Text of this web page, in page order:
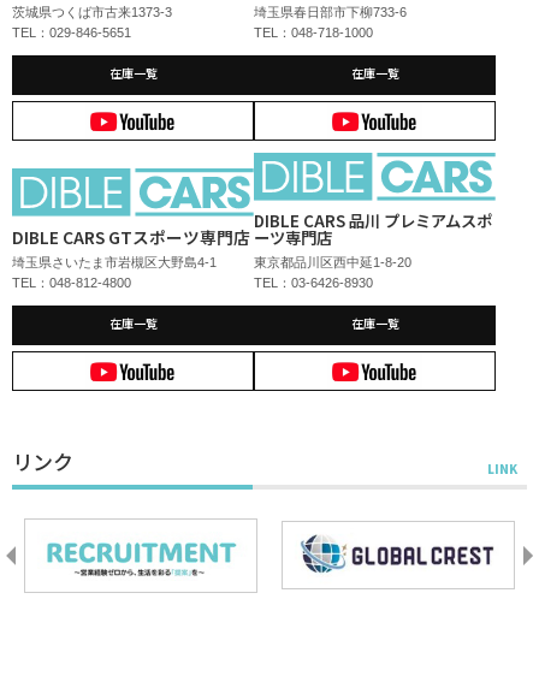
茨城県つくば市古来1373-3
TEL：029-846-5651
在庫一覧
埼玉県春日部市下柳733-6
TEL：048-718-1000
在庫一覧
DIBLE CARS GTスポーツ専門店
埼玉県さいたま市岩槻区大野島4-1
TEL：048-812-4800
在庫一覧
DIBLE CARS 品川 プレミアムスポ
ーツ専門店
東京都品川区西中延1-8-20
TEL：03-6426-8930
在庫一覧
リンク